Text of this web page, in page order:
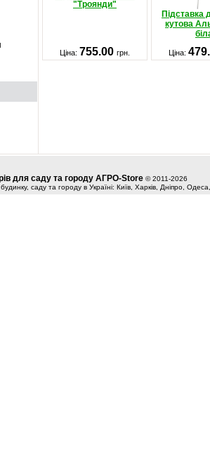
"Троянди"
Підставка
кутова
Ціна: 755.00 грн. Ціна:
для саду та городу АГРО-Store © 2011-2026
саду та городу в Україні: Київ, Харків, Дніпро,